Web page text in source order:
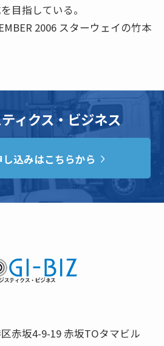
目指している。
2006 スターウェイの竹本
ィクス・ビジネス
込みはこちらから
赤坂4-9-19 赤坂TOタマビル